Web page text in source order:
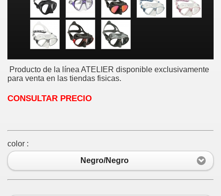
Producto de la línea ATELIER disponible exclusivamente
para venta en las tiendas fisicas.
CONSULTAR PRECIO
color :
Negro/Negro